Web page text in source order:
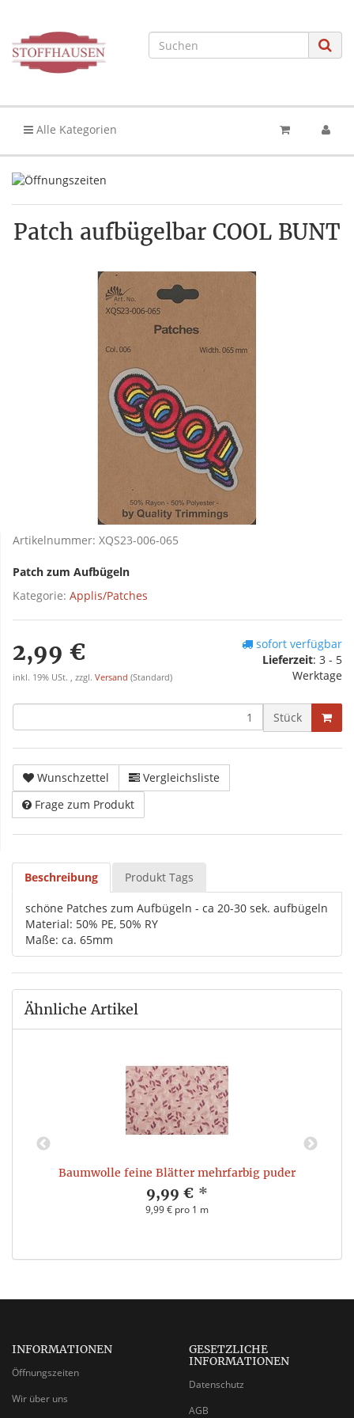
Alle Kategorien
Patch aufbügelbar COOL BUNT
Artikelnummer: XQS23-006-065
Patch zum Aufbügeln
Kategorie: Applis/Patches
2,99 €
inkl. 19% USt. , zzgl. Versand (Standard)
sofort verfügbar
Lieferzeit: 3 - 5
Werktage
Stück
Wunschzettel
Vergleichsliste
Frage zum Produkt
Beschreibung Produkt Tags
schöne Patches zum Aufbügeln - ca 20-30 sek. aufbügeln
Material: 50% PE, 50% RY
Maße: ca. 65mm
Ähnliche Artikel
Baumwolle feine Blätter mehrfarbig puder
9,99 € *
9,99 € pro 1 m
INFORMATIONEN
Öffnungszeiten
Wir über uns
GESETZLICHE
INFORMATIONEN
Datenschutz
AGB